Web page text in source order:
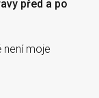
před a po
není moje